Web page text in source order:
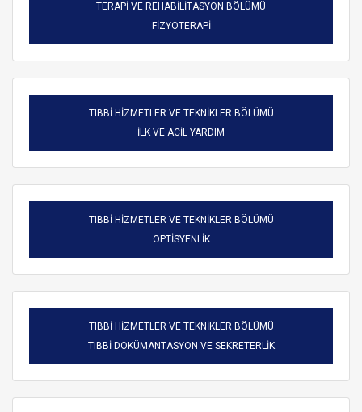
TERAPİ VE REHABİLİTASYON BÖLÜMÜ
FİZYOTERAPİ
TIBBİ HİZMETLER VE TEKNİKLER BÖLÜMÜ
İLK VE ACİL YARDIM
TIBBİ HİZMETLER VE TEKNİKLER BÖLÜMÜ
OPTİSYENLİK
TIBBİ HİZMETLER VE TEKNİKLER BÖLÜMÜ
TIBBİ DOKÜMANTASYON VE SEKRETERLİK